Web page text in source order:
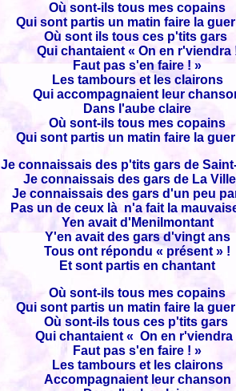
Où sont-ils tous mes copains
Qui sont partis un matin faire la
Où sont ils tous ces p'tits gars
Qui chantaient « On en r'viendra
Faut pas s'en faire ! »
Les tambours et les clairons
Qui accompagnaient leur
Dans l'aube claire
Où sont-ils tous mes copains
Qui sont partis un matin faire la
Je connaissais des p'tits gars de
Je connaissais des gars de La
Je connaissais des gars d'un peu
Pas un de ceux là n'a fait la
Yen avait d'Menilmontant
Y'en avait des gars d'vingt ans
Tous ont répondu « présent » !
Et sont partis en chantant
Où sont-ils tous mes copains
Qui sont partis un matin faire la
Où sont-ils tous ces p'tits gars
Qui chantaient « On en r'viendra
Faut pas s'en faire ! »
Les tambours et les clairons
Accompagnaient leur chanson